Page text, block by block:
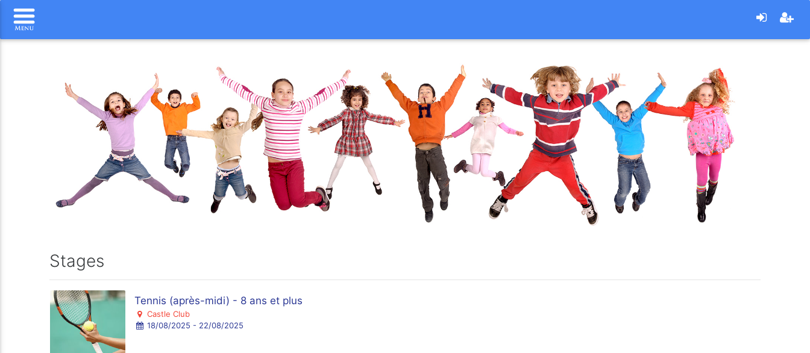
Stages
Tennis (après-midi) - 8 ans et plus
Castle Club
18/08/2025 - 22/08/2025